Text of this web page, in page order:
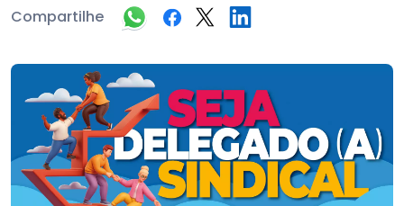
Compartilhe